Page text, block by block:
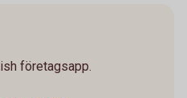
företagsapp.